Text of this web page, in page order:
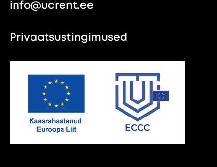
info@ucrent.ee
Privaatsustingimused